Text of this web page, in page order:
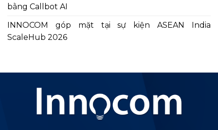
bằng Callbot AI
INNOCOM góp mặt tại sự kiện ASEAN India
ScaleHub 2026